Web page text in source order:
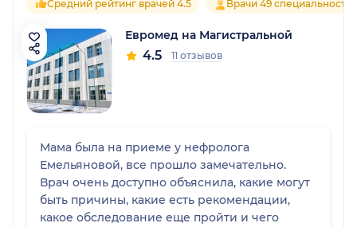
Средний рейтинг врачей 4.5 Врачи 49
Евромед на Магистральной
4.5 11 отзывов
Мама была на приеме у нефролога
Емельяновой, все прошло замечательно.
Врач очень доступно объяснила, какие могут
быть причины, какие есть рекомендации,
какое обследование еще пройти и чего